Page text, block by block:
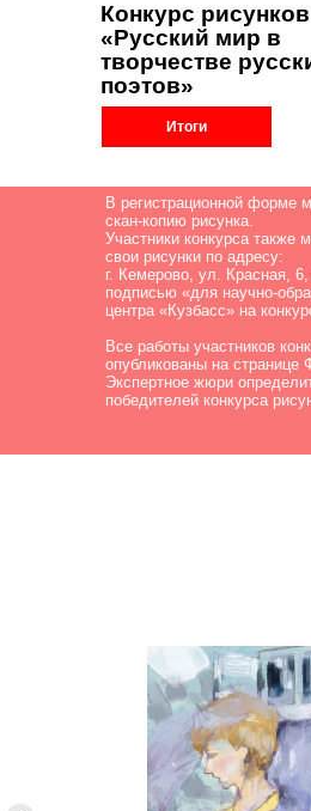
Конкурс рисунков
«Русский мир в
творчестве
поэтов»
В регистрационной форме
скан-копию рисунка.
Участники конкурса также
свои рисунки по адресу:
г. Кемерово, ул. Красная, 6,
подписью «для научно-
центра «Кузбасс» на
Все работы участников
опубликованы на странице
Экспертное жюри
победителей конкурса
Итоги